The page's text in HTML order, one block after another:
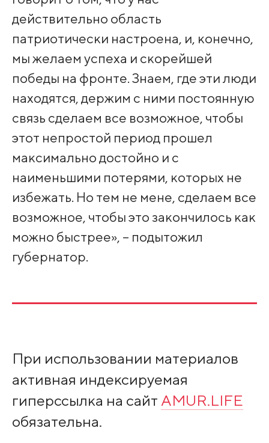
действительно область
патриотически настроена, и, конечно,
мы желаем успеха и скорейшей
победы на фронте. Знаем, где эти люди
находятся, держим с ними постоянную
связь сделаем все возможное, чтобы
этот непростой период прошел
максимально достойно и с
наименьшими потерями, которых не
избежать. Но тем не мене, сделаем все
возможное, чтобы это закончилось как
можно быстрее», – подытожил
губернатор.
При использовании материалов
активная индексируемая
гиперссылка на сайт AMUR.LIFE
обязательна.